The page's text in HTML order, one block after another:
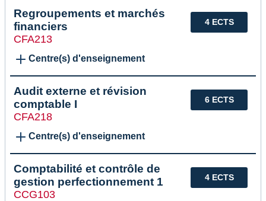
4 ECTS
Regroupements et marchés
financiers
CFA213
Centre(s) d'enseignement
6 ECTS
Audit externe et révision
comptable I
CFA218
Centre(s) d'enseignement
4 ECTS
Comptabilité et contrôle de
gestion perfectionnement 1
CCG103